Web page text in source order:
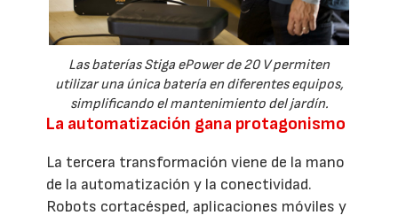
Las baterías Stiga ePower de 20 V permiten
utilizar una única batería en diferentes equipos,
simplificando el mantenimiento del jardín.
La automatización gana protagonismo
La tercera transformación viene de la mano
de la automatización y la conectividad.
Robots cortacésped, aplicaciones móviles y